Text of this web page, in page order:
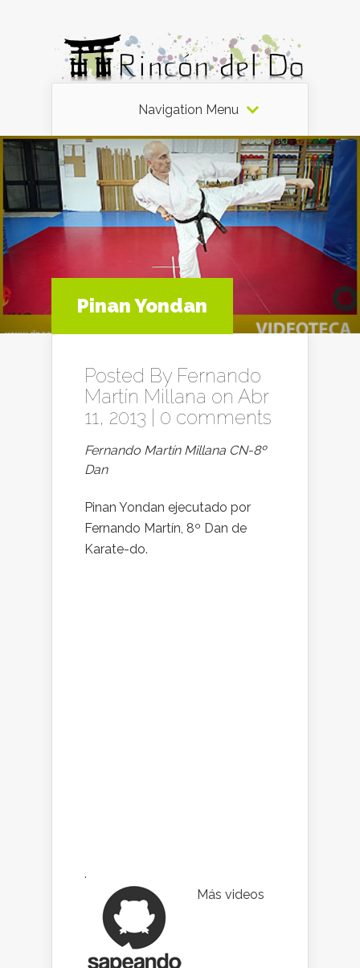
Navigation Menu
Pinan Yondan
Posted By Fernando
Martín Millana on Abr
11, 2013 | 0 comments
Fernando Martín Millana CN-8º
Dan
Pinan Yondan ejecutado por
Fernando Martín, 8º Dan de
Karate-do.
.
Más videos